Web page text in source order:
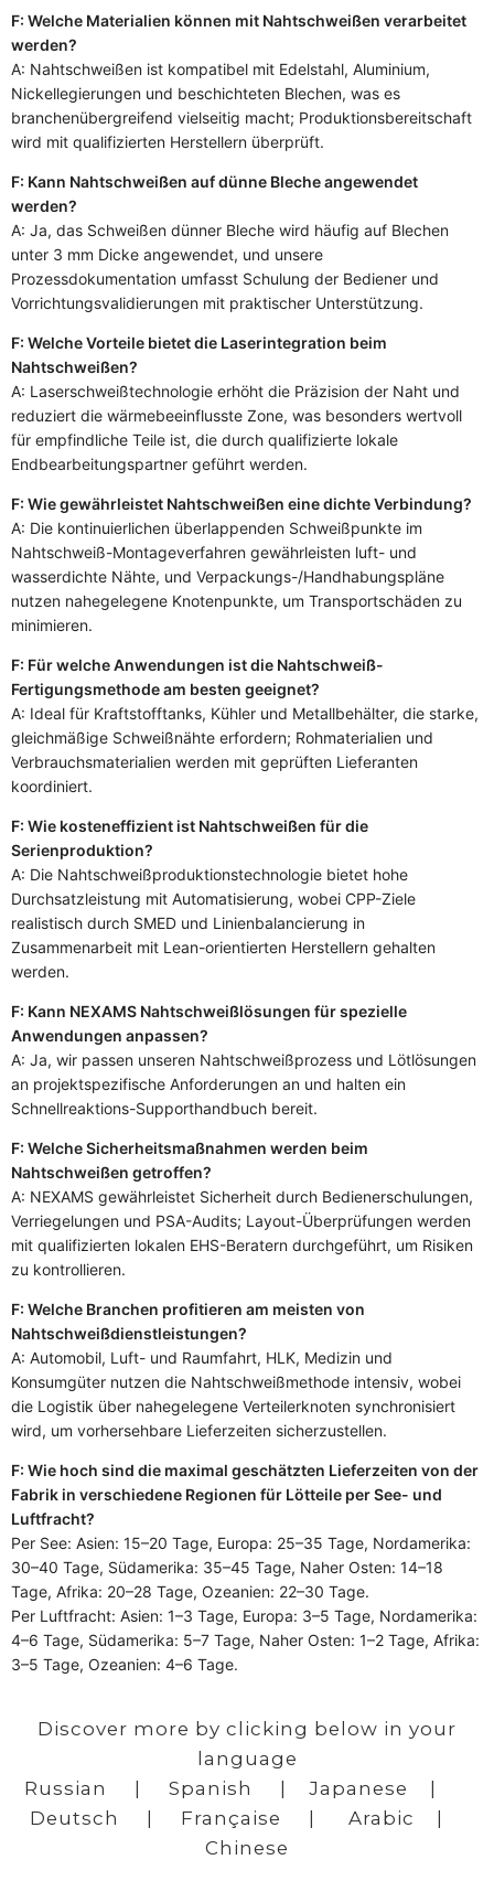
F: Welche Materialien können mit Nahtschweißen verarbeitet
werden?
A: Nahtschweißen ist kompatibel mit Edelstahl, Aluminium,
Nickellegierungen und beschichteten Blechen, was es
branchenübergreifend vielseitig macht; Produktionsbereitschaft
wird mit qualifizierten Herstellern überprüft.
F: Kann Nahtschweißen auf dünne Bleche angewendet
werden?
A: Ja, das Schweißen dünner Bleche wird häufig auf Blechen
unter 3 mm Dicke angewendet, und unsere
Prozessdokumentation umfasst Schulung der Bediener und
Vorrichtungsvalidierungen mit praktischer Unterstützung.
F: Welche Vorteile bietet die Laserintegration beim
Nahtschweißen?
A: Laserschweißtechnologie erhöht die Präzision der Naht und
reduziert die wärmebeeinflusste Zone, was besonders wertvoll
für empfindliche Teile ist, die durch qualifizierte lokale
Endbearbeitungspartner geführt werden.
F: Wie gewährleistet Nahtschweißen eine dichte Verbindung?
A: Die kontinuierlichen überlappenden Schweißpunkte im
Nahtschweiß-Montageverfahren gewährleisten luft- und
wasserdichte Nähte, und Verpackungs-/Handhabungspläne
nutzen nahegelegene Knotenpunkte, um Transportschäden zu
minimieren.
F: Für welche Anwendungen ist die Nahtschweiß-
Fertigungsmethode am besten geeignet?
A: Ideal für Kraftstofftanks, Kühler und Metallbehälter, die starke,
gleichmäßige Schweißnähte erfordern; Rohmaterialien und
Verbrauchsmaterialien werden mit geprüften Lieferanten
koordiniert.
F: Wie kosteneffizient ist Nahtschweißen für die
Serienproduktion?
A: Die Nahtschweißproduktionstechnologie bietet hohe
Durchsatzleistung mit Automatisierung, wobei CPP-Ziele
realistisch durch SMED und Linienbalancierung in
Zusammenarbeit mit Lean-orientierten Herstellern gehalten
werden.
F: Kann NEXAMS Nahtschweißlösungen für spezielle
Anwendungen anpassen?
A: Ja, wir passen unseren Nahtschweißprozess und Lötlösungen
an projektspezifische Anforderungen an und halten ein
Schnellreaktions-Supporthandbuch bereit.
F: Welche Sicherheitsmaßnahmen werden beim
Nahtschweißen getroffen?
A: NEXAMS gewährleistet Sicherheit durch Bedienerschulungen,
Verriegelungen und PSA-Audits; Layout-Überprüfungen werden
mit qualifizierten lokalen EHS-Beratern durchgeführt, um Risiken
zu kontrollieren.
F: Welche Branchen profitieren am meisten von
Nahtschweißdienstleistungen?
A: Automobil, Luft- und Raumfahrt, HLK, Medizin und
Konsumgüter nutzen die Nahtschweißmethode intensiv, wobei
die Logistik über nahegelegene Verteilerknoten synchronisiert
wird, um vorhersehbare Lieferzeiten sicherzustellen.
F: Wie hoch sind die maximal geschätzten Lieferzeiten von der
Fabrik in verschiedene Regionen für Lötteile per See- und
Luftfracht?
Per See: Asien: 15–20 Tage, Europa: 25–35 Tage, Nordamerika:
30–40 Tage, Südamerika: 35–45 Tage, Naher Osten: 14–18
Tage, Afrika: 20–28 Tage, Ozeanien: 22–30 Tage.
Per Luftfracht: Asien: 1–3 Tage, Europa: 3–5 Tage, Nordamerika:
4–6 Tage, Südamerika: 5–7 Tage, Naher Osten: 1–2 Tage, Afrika:
3–5 Tage, Ozeanien: 4–6 Tage.
Discover more by clicking below in your
language
Russian
| Spanish | Japanese |
Deutsch
| Française | Arabic |
Chinese